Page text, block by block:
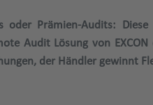
oder Prämien-Audits:
Audit Lösung von
der Händler gewinnt